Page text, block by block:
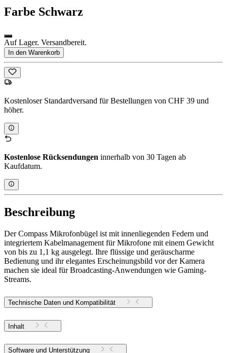
Farbe Schwarz
Auf Lager. Versandbereit.
In den Warenkorb
Kostenloser Standardversand für Bestellungen von CHF 39 und
höher.
Kostenlose Rücksendungen innerhalb von 30 Tagen ab
Kaufdatum.
Beschreibung
Der Compass Mikrofonbügel ist mit innenliegenden Federn und
integriertem Kabelmanagement für Mikrofone mit einem Gewicht
von bis zu 1,1 kg ausgelegt. Ihre flüssige und geräuscharme
Bedienung und ihr elegantes Erscheinungsbild vor der Kamera
machen sie ideal für Broadcasting-Anwendungen wie Gaming-
Streams.
Technische Daten und Kompatibilität
Inhalt
Software und Unterstützung